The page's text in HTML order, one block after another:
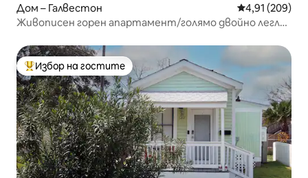
Дом – Галвестон Средна
4,91 (209)
Живописен горен апартамент/голямо двойно легло
Най-популярен избор на гостите
Избор на гостите